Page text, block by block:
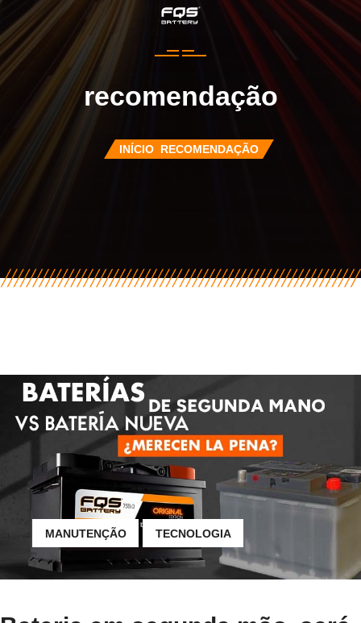
recomendação
INÍCIO RECOMENDAÇÃO
MANUTENÇÃO TECNOLOGIA